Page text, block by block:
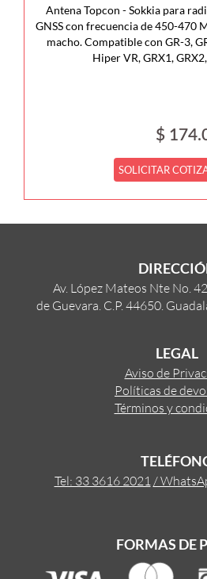
Antena Topcon - Sokkia para
GNSS con frecuencia de 450-470
macho. Compatible con GR-3,
Hiper VR, GRX1,
$
SOLICITAR
Av. López Mateos Nte No.
de Guevara. C.P. 44650.
LEGAL
Aviso de
Políticas de
Términos y
Tel: 33 3616 2021 /
FORMAS DE